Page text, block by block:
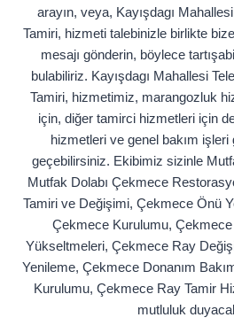
arayın, veya, Kayışdagı
Tamiri, hizmeti talebinizle birlikte
mesajı gönderin, böylece
bulabiliriz. Kayışdagı Mahallesi
Tamiri, hizmetimiz, marangozluk
için, diğer tamirci hizmetleri için
hizmetleri ve genel bakım
geçebilirsiniz. Ekibimiz sizinle
Mutfak Dolabı Çekmece
Tamiri ve Değişimi, Çekmece Önü
Çekmece Kurulumu, Çekmece
Yükseltmeleri, Çekmece Ray
Yenileme, Çekmece Donanım
Kurulumu, Çekmece Ray Tamir
mutluluk